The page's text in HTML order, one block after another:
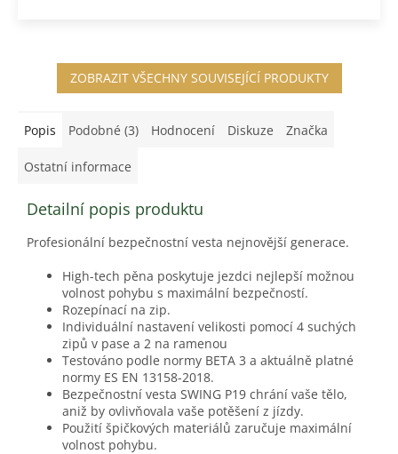
ZOBRAZIT VŠECHNY SOUVISEJÍCÍ PRODUKTY
Popis Podobné (3) Hodnocení Diskuze Značka
Ostatní informace
Detailní popis produktu
Profesionální bezpečnostní vesta nejnovější generace.
High-tech pěna poskytuje jezdci nejlepší možnou
volnost pohybu s maximální bezpečností.
Rozepínací na zip.
Individuální nastavení velikosti pomocí 4 suchých
zipů v pase a 2 na ramenou
Testováno podle normy BETA 3 a aktuálně platné
normy ES EN 13158-2018.
Bezpečnostní vesta SWING P19 chrání vaše tělo,
aniž by ovlivňovala vaše potěšení z jízdy.
Použití špičkových materiálů zaručuje maximální
volnost pohybu.